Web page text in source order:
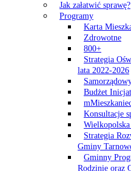
Jak załatwić sprawę?
Programy
Karta
Zdrowotne
800+
Strategia
lata 2022-2026
Budżet
Konsultacje
Strategia
Gminy
Gminny
Rodzinie oraz